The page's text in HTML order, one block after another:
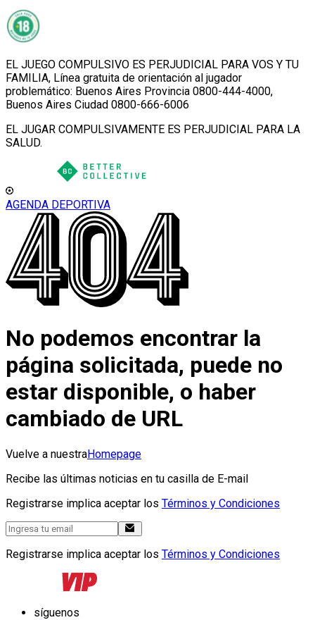
EL JUEGO COMPULSIVO ES PERJUDICIAL PARA VOS Y TU
FAMILIA, Línea gratuita de orientación al jugador
problemático: Buenos Aires Provincia 0800-444-4000,
Buenos Aires Ciudad 0800-666-6006
EL JUGAR COMPULSIVAMENTE ES PERJUDICIAL PARA LA
SALUD.
AGENDA DEPORTIVA
No podemos encontrar la
página solicitada, puede no
estar disponible, o haber
cambiado de URL
Vuelve a nuestraHomepage
Recibe las últimas noticias en tu casilla de E-mail
Registrarse implica aceptar los Términos y Condiciones
Registrarse implica aceptar los Términos y Condiciones
síguenos